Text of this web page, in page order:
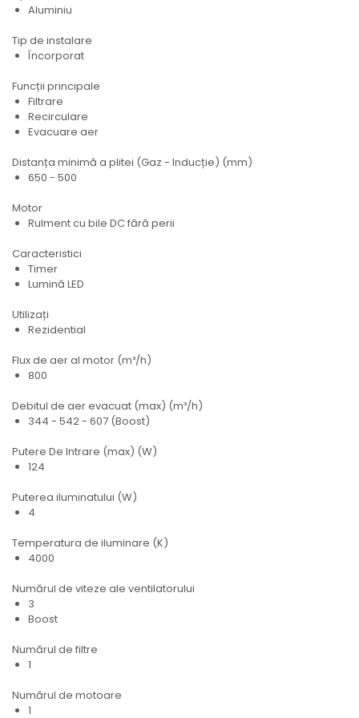
Aluminiu
Tip de instalare
Încorporat
Funcții principale
Filtrare
Recirculare
Evacuare aer
Distanța minimă a plitei (Gaz - Inducție) (mm)
650 - 500
Motor
Rulment cu bile DC fără perii
Caracteristici
Timer
Lumină LED
Utilizați
Rezidential
Flux de aer al motor (m³/h)
800
Debitul de aer evacuat (max) (m³/h)
344 - 542 - 607 (Boost)
Putere De Intrare (max) (W)
124
Puterea iluminatului (W)
4
Temperatura de iluminare (K)
4000
Numărul de viteze ale ventilatorului
3
Boost
Numărul de filtre
1
Numărul de motoare
1